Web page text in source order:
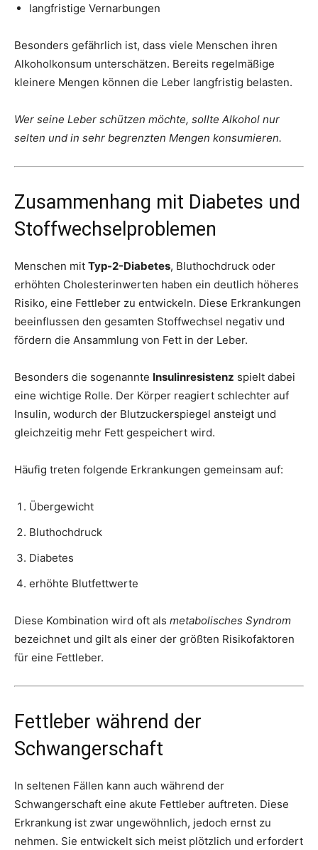
langfristige Vernarbungen
Besonders gefährlich ist, dass viele Menschen ihren
Alkoholkonsum unterschätzen. Bereits regelmäßige
kleinere Mengen können die Leber langfristig belasten.
Wer seine Leber schützen möchte, sollte Alkohol nur
selten und in sehr begrenzten Mengen konsumieren.
Zusammenhang mit Diabetes und
Stoffwechselproblemen
Menschen mit Typ-2-Diabetes, Bluthochdruck oder
erhöhten Cholesterinwerten haben ein deutlich höheres
Risiko, eine Fettleber zu entwickeln. Diese Erkrankungen
beeinflussen den gesamten Stoffwechsel negativ und
fördern die Ansammlung von Fett in der Leber.
Besonders die sogenannte Insulinresistenz spielt dabei
eine wichtige Rolle. Der Körper reagiert schlechter auf
Insulin, wodurch der Blutzuckerspiegel ansteigt und
gleichzeitig mehr Fett gespeichert wird.
Häufig treten folgende Erkrankungen gemeinsam auf:
Übergewicht
Bluthochdruck
Diabetes
erhöhte Blutfettwerte
Diese Kombination wird oft als metabolisches Syndrom
bezeichnet und gilt als einer der größten Risikofaktoren
für eine Fettleber.
Fettleber während der
Schwangerschaft
In seltenen Fällen kann auch während der
Schwangerschaft eine akute Fettleber auftreten. Diese
Erkrankung ist zwar ungewöhnlich, jedoch ernst zu
nehmen. Sie entwickelt sich meist plötzlich und erfordert